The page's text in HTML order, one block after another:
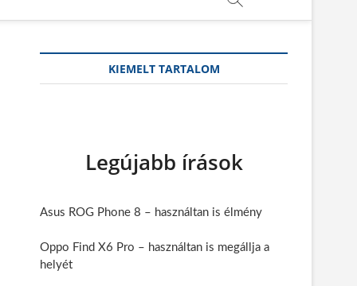
KIEMELT TARTALOM
Legújabb írások
Asus ROG Phone 8 – használtan is élmény
Oppo Find X6 Pro – használtan is megállja a
helyét